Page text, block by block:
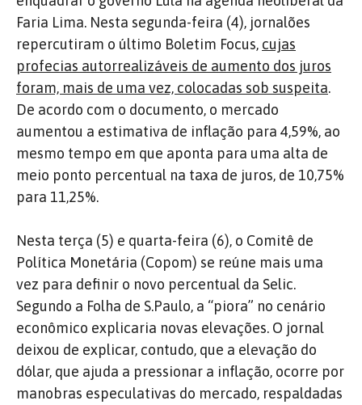
Faria Lima. Nesta segunda-feira (4), jornalões
repercutiram o último Boletim Focus, cujas
profecias autorrealizáveis de aumento dos juros
foram, mais de uma vez, colocadas sob suspeita.
De acordo com o documento, o mercado
aumentou a estimativa de inflação para 4,59%, ao
mesmo tempo em que aponta para uma alta de
meio ponto percentual na taxa de juros, de 10,75%
para 11,25%.
Nesta terça (5) e quarta-feira (6), o Comitê de
Política Monetária (Copom) se reúne mais uma
vez para definir o novo percentual da Selic.
Segundo a Folha de S.Paulo, a “piora” no cenário
econômico explicaria novas elevações. O jornal
deixou de explicar, contudo, que a elevação do
dólar, que ajuda a pressionar a inflação, ocorre por
manobras especulativas do mercado, respaldadas